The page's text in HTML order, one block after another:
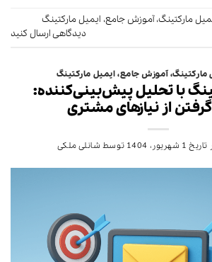
مارکتینگ،آموزش جامع، ایمیل مارکتینگ
دیدگاهی ارسال کنید
مارکتینگ،آموزش جامع،ایمیل مارکتینگ
با تحلیل پیش‌بینی‌کننده:
از نیازهای مشتری
1 شهریور، 1404 توسط شانلی ملکی